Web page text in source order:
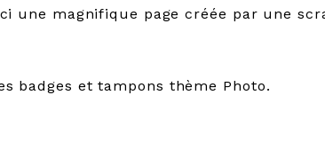
une magnifique page créée par une
badges et tampons thème Photo.